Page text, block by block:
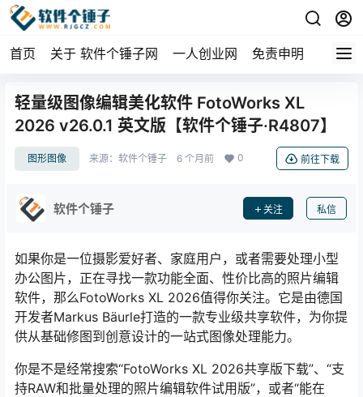
首页 关于 软件个锤子网 一人创业网 免责申明
轻量级图像编辑美化软件 FotoWorks XL
2026 v26.0.1 英文版【软件个锤子·R4807】
图形图像 来源： 软件个锤子 6 个月前 0 前往下载
软件个锤子 关注 私信
如果你是一位摄影爱好者、家庭用户，或者需要处理小型
办公图片，正在寻找一款功能全面、性价比高的照片编辑
软件，那么FotoWorks XL 2026值得你关注。它是由德国
开发者Markus Bäurle打造的一款专业级共享软件，为你提
供从基础修图到创意设计的一站式图像处理能力。
你是不是经常搜索“FotoWorks XL 2026共享版下载”、“支
持RAW和批量处理的照片编辑软件试用版”，或者“能在